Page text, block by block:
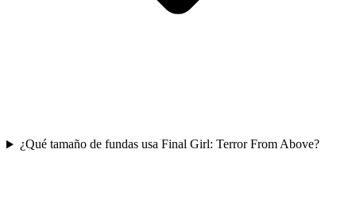
¿Qué tamaño de fundas usa Final Girl: Terror From Above?